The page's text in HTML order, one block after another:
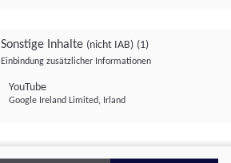
Sonstige Inhalte (nicht IAB) (1)
Einbindung zusätzlicher Informationen
YouTube
Google Ireland Limited, Irland